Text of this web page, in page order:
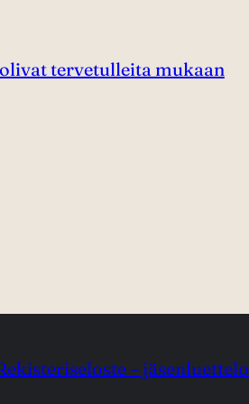
tervetulleita mukaan
– jäsenluettelo